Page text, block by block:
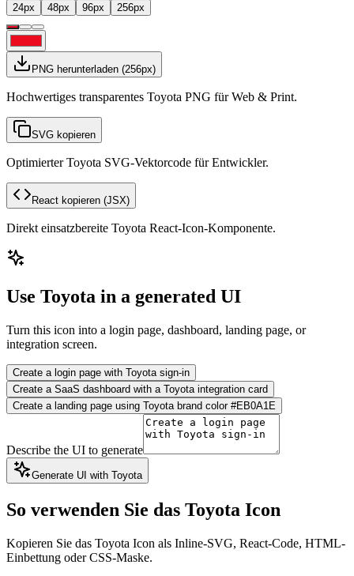
24px 48px 96px 256px
PNG herunterladen (256px)
Hochwertiges transparentes Toyota PNG für Web & Print.
SVG kopieren
Optimierter Toyota SVG-Vektorcode für Entwickler.
React kopieren (JSX)
Direkt einsatzbereite Toyota React-Icon-Komponente.
Use Toyota in a generated UI
Turn this icon into a login page, dashboard, landing page, or
integration screen.
Create a login page with Toyota sign-in
Create a SaaS dashboard with a Toyota integration card
Create a landing page using Toyota brand color #EB0A1E
Describe the UI to generate
Generate UI with Toyota
So verwenden Sie das Toyota Icon
Kopieren Sie das Toyota Icon als Inline-SVG, React-Code, HTML-
Einbettung oder CSS-Maske.